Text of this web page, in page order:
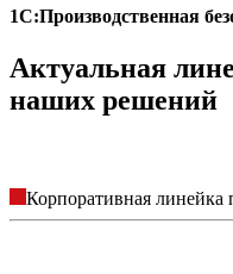
1С:Производственная
Актуальная
наших решений
Корпоративная линейка